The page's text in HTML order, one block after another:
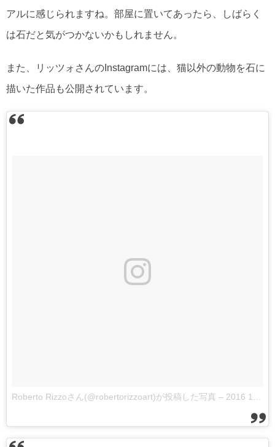
アルに感じられますね。部屋に置いてあったら、しばらく
は石だと気がつかないかもしれません。
また、リッツォさんのInstagramには、猫以外の動物を石に
描いた作品も公開されています。
Roberto Rizzoさん(@robertorizzoart)が投稿した写真 – 2016 10月 1 6:15午前 PDT